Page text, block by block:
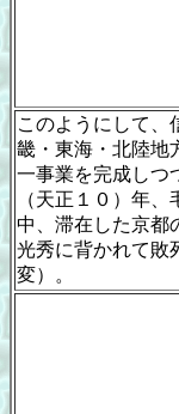
このようにして、
畿・東海・北陸地
一事業を完成しつ
（天正１０）年
中、滞在した京都
光秀に背かれて敗
変）。